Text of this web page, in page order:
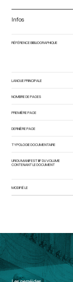
Infos
RÉFÉRENCE BIBLIOGRAPHIQUE
LANGUE PRINCIPALE
NOMBRE DE PAGES
PREMIÈRE PAGE
DERNIÈRE PAGE
TYPOLOGIE DOCUMENTAIRE
URI DU MANIFEST IIIF DU VOLUME
CONTENANT LE DOCUMENT
MODIFIÉ LE